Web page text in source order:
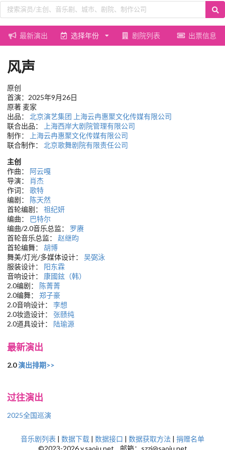
最新演出 选择年份 剧院列表 出票信息
风声
原创
首演：2025年9月26日
原著 麦家
出品： 北京演艺集团 上海云冉惠聚文化传媒有限公司
联合出品：
上海西岸大剧院管理有限公司
制作：
上海云冉惠聚文化传媒有限公司
联合制作： 北京歌舞剧院有限责任公司
主创
作曲： 阿云嘎
导演：
肖杰
作词： 歌特
编剧：
陈天然
首轮编剧： 祖纪妍
编曲： 巴特尔
编曲/2.0音乐总监： 罗赓
首轮音乐总监： 赵继昀
首轮编舞： 胡博
舞美/灯光/多媒体设计： 吴弼泳
服装设计： 阳东霖
音响设计： 康國鉉（韩）
2.0编剧：
陈菁菁
2.0编舞： 郑子豪
2.0音响设计： 李想
2.0妆造设计： 张赜纯
2.0道具设计： 陆瑜源
最新演出
2.0演出排期>>
过往演出
2025全国巡演
音乐剧列表 | 数据下载 | 数据接口 | 数据获取方法 | 捐赠名单
©2023-2026 y.saoju.net 邮箱：szzj@saoju.net